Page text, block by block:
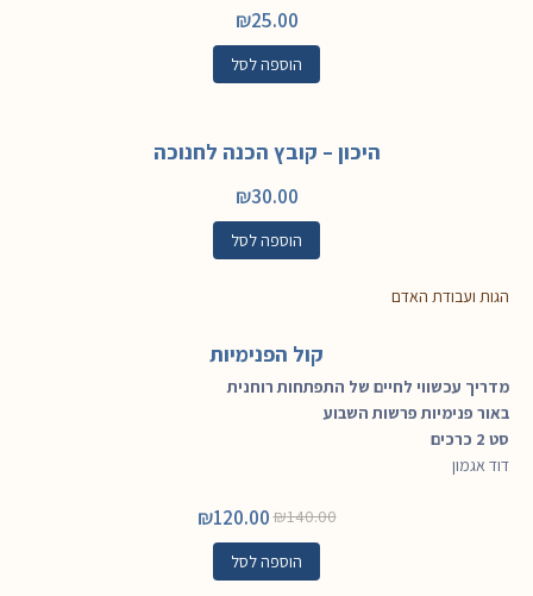
₪25.00
הוספה לסל
היכון – קובץ הכנה לחנוכה
₪30.00
הוספה לסל
הגות ועבודת האדם
קול הפנימיות
מדריך עכשווי לחיים של התפתחות רוחנית
באור פנימיות פרשות השבוע
סט 2 כרכים
דוד אגמון
₪140.00
₪120.00
הוספה לסל